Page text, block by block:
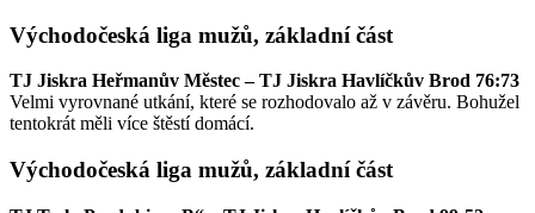
Východočeská liga mužů, základní část
TJ Jiskra Heřmanův Městec – TJ Jiskra Havlíčkův Brod 76:73
Velmi vyrovnané utkání, které se rozhodovalo až v závěru. Bohužel
tentokrát měli více štěstí domácí.
Východočeská liga mužů, základní část